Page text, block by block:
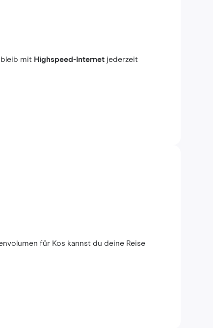
bleib mit Highspeed-Internet jederzeit
für Kos kannst du deine Reise